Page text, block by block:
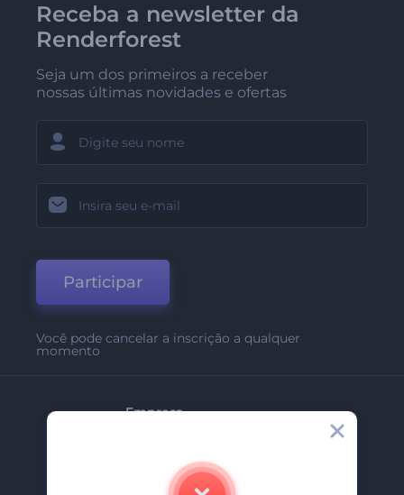
Receba a newsletter da
Renderforest
Seja um dos primeiros a receber
nossas últimas novidades e ofertas
Participar
Você pode cancelar a inscrição a qualquer
momento
Empresa
Contate-Nos